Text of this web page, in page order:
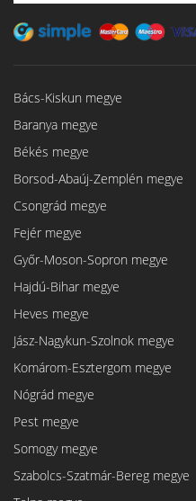
Bács-Kiskun megye
Baranya megye
Békés megye
Borsod-Abaúj-Zemplén megye
Csongrád megye
Fejér megye
Győr-Moson-Sopron megye
Hajdú-Bihar megye
Heves megye
Jász-Nagykun-Szolnok megye
Komárom-Esztergom megye
Nógrád megye
Pest megye
Somogy megye
Szabolcs-Szatmár-Bereg megye